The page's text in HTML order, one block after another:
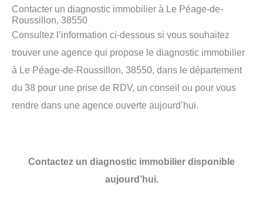
Contacter un diagnostic immobilier à Le Péage-de-
Roussillon, 38550
Consultez l’information ci-dessous si vous souhaitez
trouver une agence qui propose le diagnostic immobilier
à Le Péage-de-Roussillon, 38550, dans le département
du 38 pour une prise de RDV, un conseil ou pour vous
rendre dans une agence ouverte aujourd’hui.
Contactez un diagnostic immobilier disponible
aujourd’hui.